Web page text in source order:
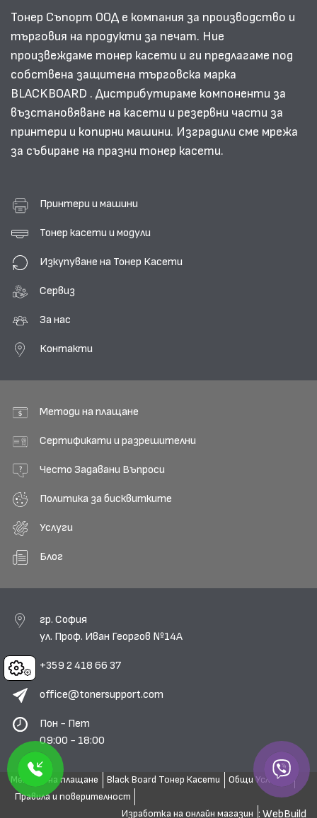
Cookies
Тонер Съпорт ООД е компания за производство и
търговия на продукти за печат. Ние
произвеждаме тонер касети и ги предлагаме под
собствена защитена търговска марка
BLACKBOARD . Дистрибутираме компоненти за
възстановяване на касети и резервни части за
принтери и копирни машини. Изградили сме мрежа
за събиране на празни тонер касети.
Принтери и машини
Тонер касети и модули
Изкупуване на Тонер Касети
Сервиз
За нас
Контакти
Методи на плащане
Сертификати и разрешителни
Често Задавани Въпроси
Политика за бисквитките
Услуги
Блог
гр. София
ул. Проф. Иван Георгов №14А
+359 2 418 66 37
office@tonersupport.com
Пон - Пет
09:00 - 18:00
Методи на плащане Black Board Тонер Касети
Общи Условия
Правила и поверителност
Изработка на онлайн магазин : WebBuild